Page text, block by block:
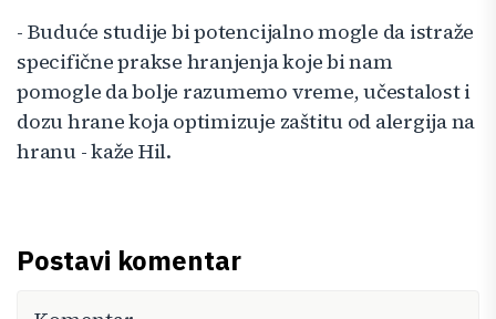
- Buduće studije bi potencijalno mogle da istraže
specifične prakse hranjenja koje bi nam
pomogle da bolje razumemo vreme, učestalost i
dozu hrane koja optimizuje zaštitu od alergija na
hranu - kaže Hil.
Postavi komentar